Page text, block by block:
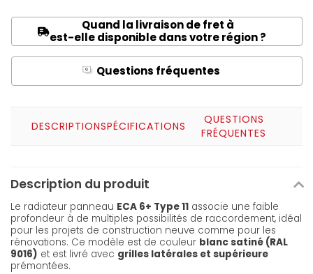
Quand la livraison de fret à
est-elle disponible dans votre région ?
Q Questions fréquentes
DESCRIPTIONSPÉCIFICATIONS
QUESTIONS
FRÉQUENTES
Description du produit
Le radiateur panneau ECA 6+ Type 11 associe une faible
profondeur à de multiples possibilités de raccordement, idéal
pour les projets de construction neuve comme pour les
rénovations. Ce modèle est de couleur blanc satiné (RAL
9016) et est livré avec grilles latérales et supérieure
prémontées.